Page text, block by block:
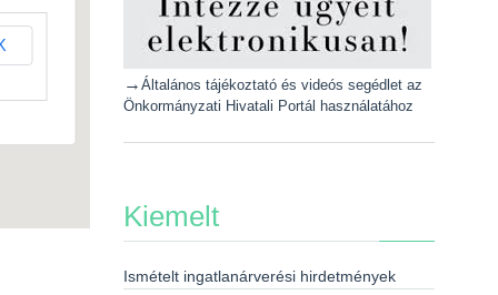
→ Általános tájékoztató és videós segédlet az
Önkormányzati Hivatali Portál használatához
Kiemelt
Ismételt ingatlanárverési hirdetmények